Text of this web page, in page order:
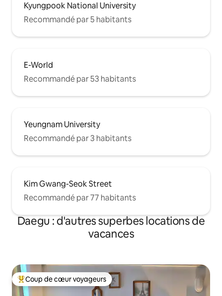
Kyungpook National University
Recommandé par 5 habitants
E-World
Recommandé par 53 habitants
Yeungnam University
Recommandé par 3 habitants
Kim Gwang-Seok Street
Recommandé par 77 habitants
Daegu : d'autres superbes locations de
vacances
Coups de cœur voyageurs les plus appréciés
Coup de cœur voyageurs